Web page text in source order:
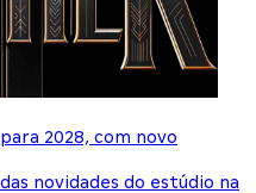
2028, com novo
novidades do estúdio na